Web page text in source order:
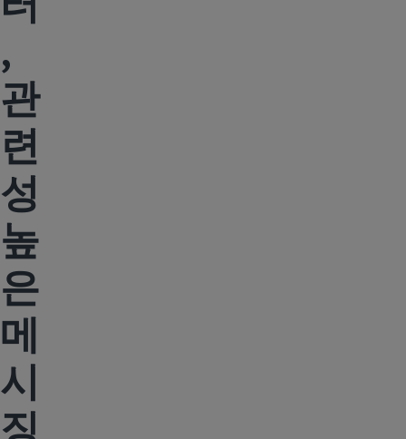
,
관
련
성
높
은
메
시
징